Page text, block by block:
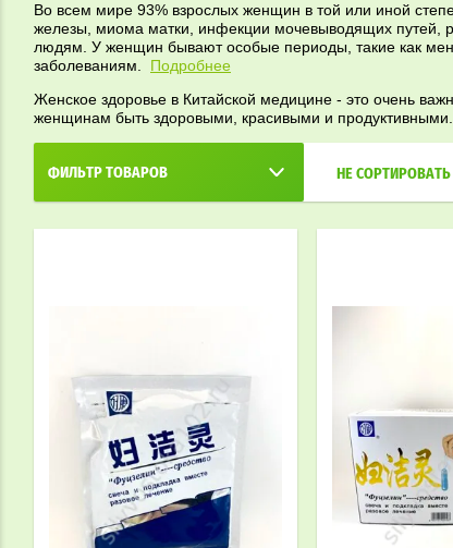
Во всем мире 93% взрослых женщин в той или иной
железы, миома матки, инфекции мочевыводящих путей,
людям. У женщин бывают особые периоды, такие как
заболеваниям. Подробнее
Женское здоровье в Китайской медицине - это очень
женщинам быть здоровыми, красивыми и
ФИЛЬТР ТОВАРОВ НЕ СОРТИРОВАТЬ